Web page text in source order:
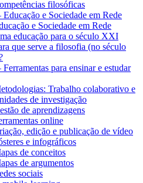
filosóficas
e Sociedade em Rede
e Sociedade em Rede
educação para o século XXI
que serve a filosofia (no século
para ensinar e estudar
Trabalho colaborativo e
de investigação
de aprendizagens
online
edição e publicação de vídeo
e infográficos
de conceitos
de argumentos
sociais